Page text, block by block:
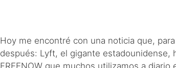
Hoy me encontré con una noticia que,
después: Lyft, el gigante estadounidense,
FREENOW que muchos utilizamos a